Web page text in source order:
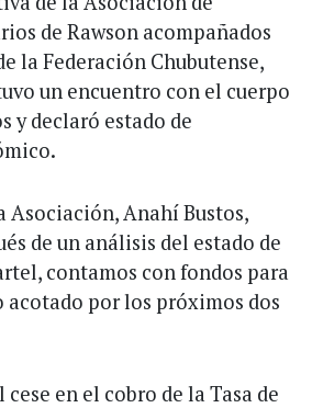
de Rawson acompañados
la Federación Chubutense,
un encuentro con el cuerpo
y declaró estado de
Asociación, Anahí Bustos,
de un análisis del estado de
contamos con fondos para
por los próximos dos
en el cobro de la Tasa de